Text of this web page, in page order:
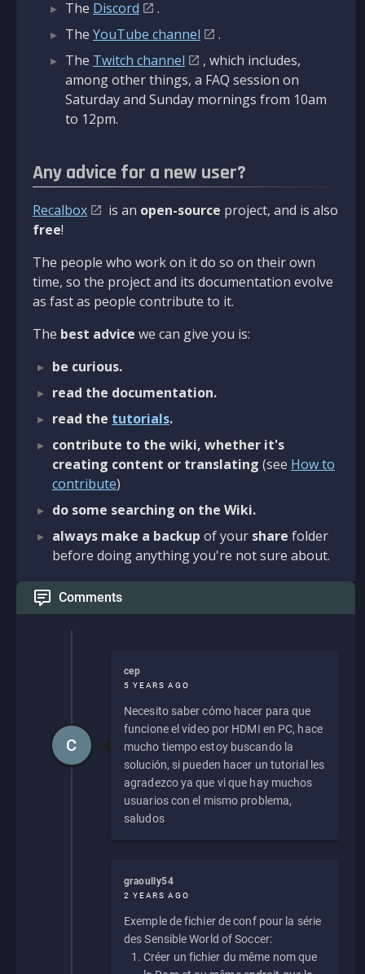
The Discord
.
The YouTube channel
.
The Twitch channel
, which includes,
among other things, a FAQ session on
Saturday and Sunday mornings from 10am
to 12pm.
Any advice for a new user?
Recalbox is an open-source project, and is also
free!
The people who work on it do so on their own
time, so the project and its documentation evolve
as fast as people contribute to it.
The best advice we can give you is:
be curious.
read the documentation.
read the tutorials.
contribute to the wiki, whether it's
creating content or translating (see How to
contribute)
do some searching on the Wiki.
always make a backup of your share folder
before doing anything you're not sure about.
Comments
cep
5 YEARS AGO
Necesito saber cómo hacer para que
funcione el vídeo por HDMI en PC, hace
mucho tiempo estoy buscando la
solución, si pueden hacer un tutorial les
agradezco ya que vi que hay muchos
usuarios con el mismo problema,
saludos
C
graoully54
2 YEARS AGO
Exemple de fichier de conf pour la série
des Sensible World of Soccer:
Créer un fichier du même nom que